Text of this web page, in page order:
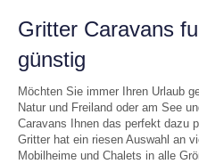
Gritter Caravans
günstig
Möchten Sie immer Ihren Urlaub
Natur und Freiland oder am See
Caravans Ihnen das perfekt dazu
Gritter hat ein riesen Auswahl an
Mobilheime und Chalets in alle